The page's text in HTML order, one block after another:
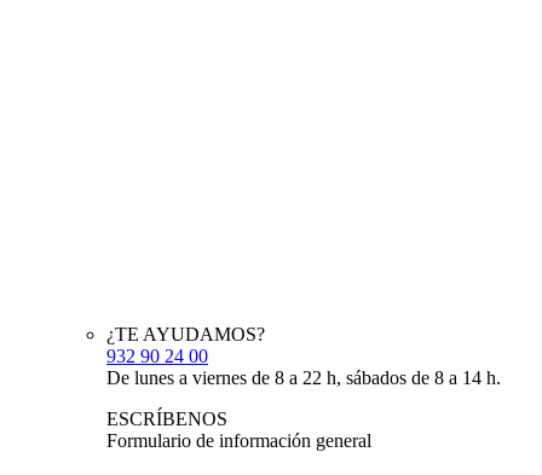
¿TE AYUDAMOS?
932 90 24 00
De lunes a viernes de 8 a 22 h, sábados de 8 a 14 h.
ESCRÍBENOS
Formulario de información general